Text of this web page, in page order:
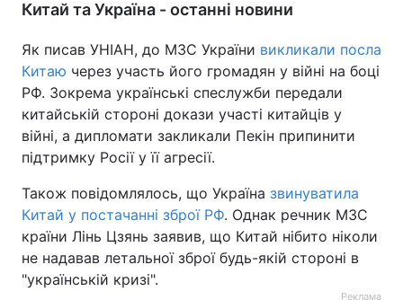
Китай та Україна - останні новини
Як писав УНІАН, до МЗС України викликали посла
Китаю через участь його громадян у війні на боці
РФ. Зокрема українські спеслужби передали
китайській стороні докази участі китайців у
війні, а дипломати закликали Пекін припинити
підтримку Росії у її агресії.
Також повідомлялось, що Україна звинуватила
Китай у постачанні зброї РФ. Однак речник МЗС
країни Лінь Цзянь заявив, що Китай нібито ніколи
не надавав летальної зброї будь-якій стороні в
"українській кризі".
Реклама